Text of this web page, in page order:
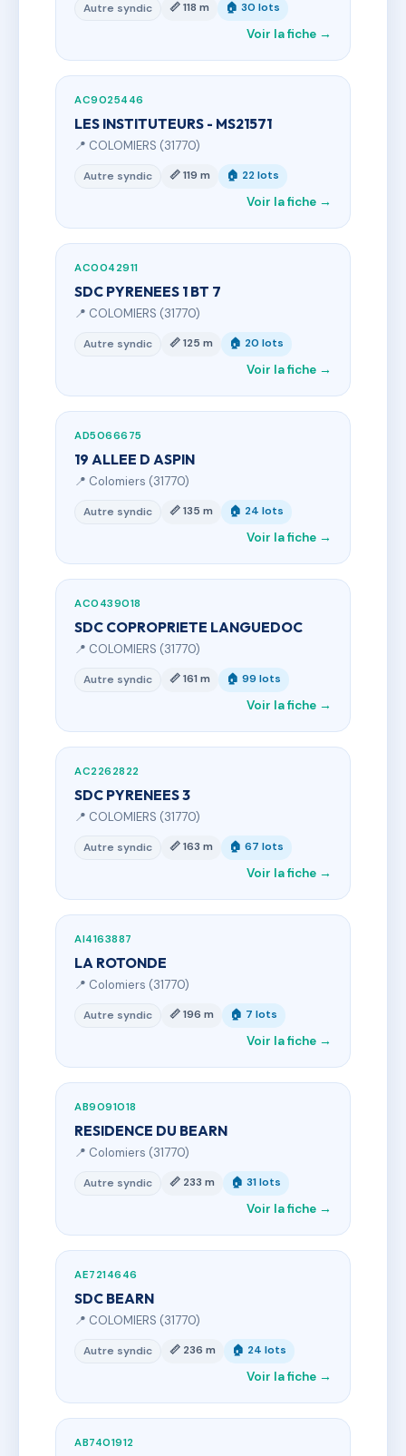
Autre syndic 📏 118 m 🏠 30 lots
Voir la fiche →
AC9025446
LES INSTITUTEURS - MS21571
📍 COLOMIERS (31770)
Autre syndic 📏 119 m 🏠 22 lots
Voir la fiche →
AC0042911
SDC PYRENEES 1 BT 7
📍 COLOMIERS (31770)
Autre syndic 📏 125 m 🏠 20 lots
Voir la fiche →
AD5066675
19 ALLEE D ASPIN
📍 Colomiers (31770)
Autre syndic 📏 135 m 🏠 24 lots
Voir la fiche →
AC0439018
SDC COPROPRIETE LANGUEDOC
📍 COLOMIERS (31770)
Autre syndic 📏 161 m 🏠 99 lots
Voir la fiche →
AC2262822
SDC PYRENEES 3
📍 COLOMIERS (31770)
Autre syndic 📏 163 m 🏠 67 lots
Voir la fiche →
AI4163887
LA ROTONDE
📍 Colomiers (31770)
Autre syndic 📏 196 m 🏠 7 lots
Voir la fiche →
AB9091018
RESIDENCE DU BEARN
📍 Colomiers (31770)
Autre syndic 📏 233 m 🏠 31 lots
Voir la fiche →
AE7214646
SDC BEARN
📍 COLOMIERS (31770)
Autre syndic 📏 236 m 🏠 24 lots
Voir la fiche →
AB7401912